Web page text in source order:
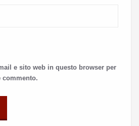
e sito web in questo browser per
commento.